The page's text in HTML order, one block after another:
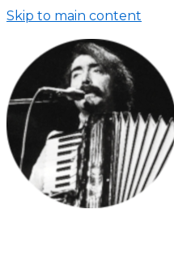
Skip to main content